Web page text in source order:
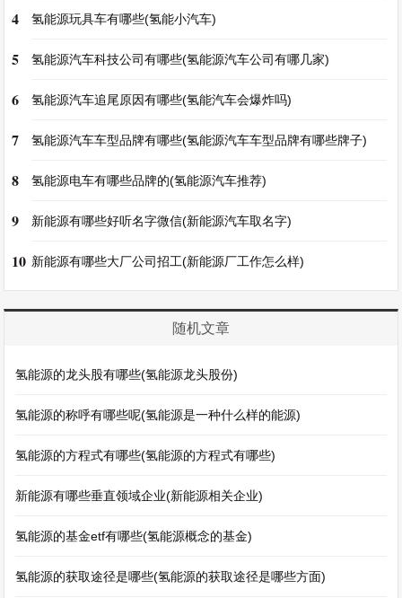
4 氢能源玩具车有哪些(氢能小汽车)
5 氢能源汽车科技公司有哪些(氢能源汽车公司有哪几家)
6 氢能源汽车追尾原因有哪些(氢能汽车会爆炸吗)
7 氢能源汽车车型品牌有哪些(氢能源汽车车型品牌有哪些牌子)
8 氢能源电车有哪些品牌的(氢能源汽车推荐)
9 新能源有哪些好听名字微信(新能源汽车取名字)
10 新能源有哪些大厂公司招工(新能源厂工作怎么样)
随机文章
氢能源的龙头股有哪些(氢能源龙头股份)
氢能源的称呼有哪些呢(氢能源是一种什么样的能源)
氢能源的方程式有哪些(氢能源的方程式有哪些)
新能源有哪些垂直领域企业(新能源相关企业)
氢能源的基金etf有哪些(氢能源概念的基金)
氢能源的获取途径是哪些(氢能源的获取途径是哪些方面)